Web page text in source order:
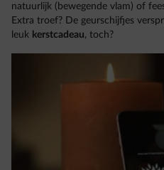
natuurlijk (bewegende vlam) of
Extra troef? De geurschijfjes
leuk kerstcadeau, toch?